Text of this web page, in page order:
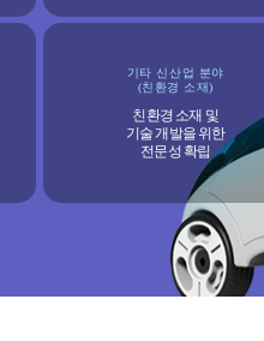
기타 신산업 분야
(친환경 소재)
친환경 소재 및
기술 개발을 위한
전문성 확립